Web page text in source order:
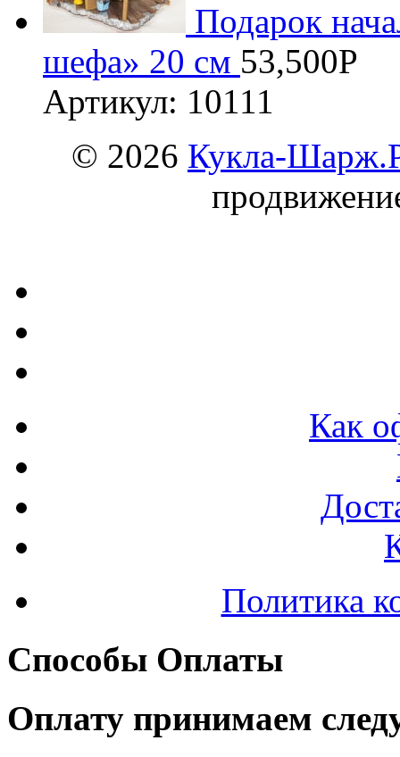
Подарок
шефа» 20 см 53,500Р
Артикул: 10111
© 2026 Кукла-
Как
Политика
Способы Оплаты
Оплату принимаем